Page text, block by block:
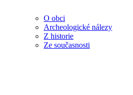
O obci
Archeologické nálezy
Z historie
Ze současnosti